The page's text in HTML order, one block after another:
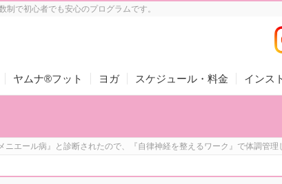
で初心者でも安心のプログラムです。
ヤムナ®フット ヨガ スケジュール・料金 インス
エール病』と診断されたので、『自律神経を整えるワーク』で体調管理